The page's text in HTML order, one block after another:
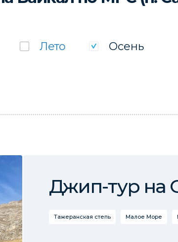
Лето Осень
Джип-тур на
Тажеранская степь Малое Море